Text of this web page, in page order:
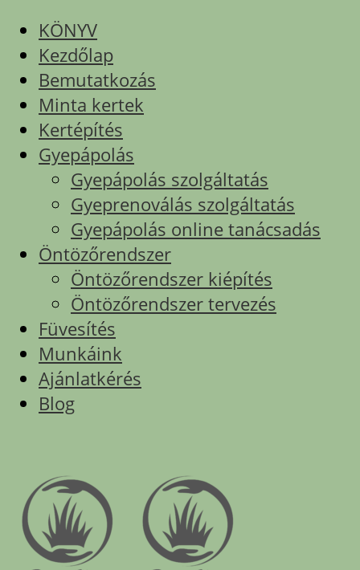
KÖNYV
Kezdőlap
Bemutatkozás
Minta kertek
Kertépítés
Gyepápolás
Gyepápolás szolgáltatás
Gyeprenoválás szolgáltatás
Gyepápolás online tanácsadás
Öntözőrendszer
Öntözőrendszer kiépítés
Öntözőrendszer tervezés
Füvesítés
Munkáink
Ajánlatkérés
Blog